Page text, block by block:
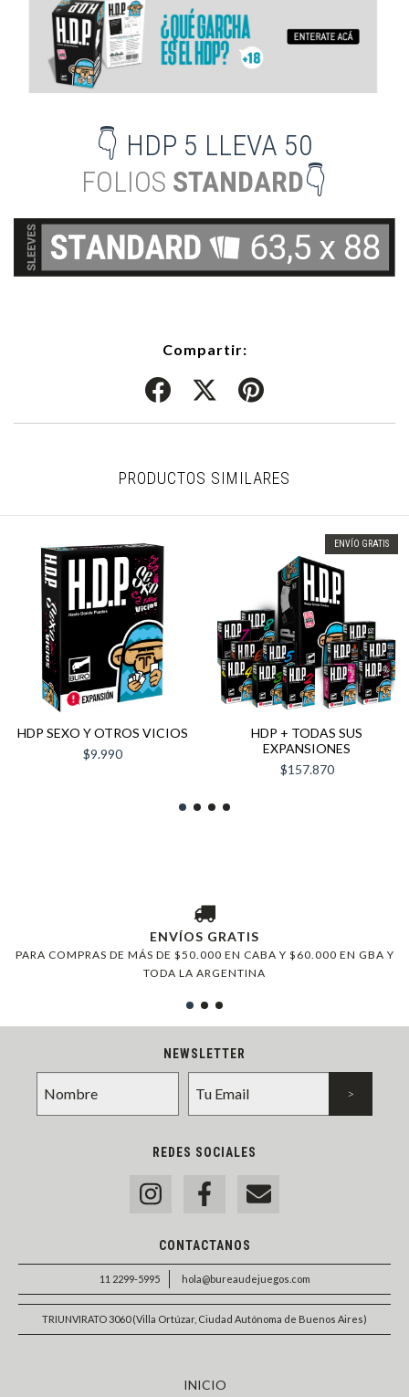
👇 HDP 5 LLEVA 50
FOLIOS STANDARD👇
Compartir:
PRODUCTOS SIMILARES
HDP SEXO Y OTROS VICIOS
$9.990
ENVÍO GRATIS
HDP + TODAS SUS
EXPANSIONES
$157.870
ENVÍOS GRATIS
PARA COMPRAS DE MÁS DE $50.000 EN CABA Y $60.000 EN GBA Y
TODA LA ARGENTINA
NEWSLETTER
REDES SOCIALES
CONTACTANOS
11 2299-5995 hola@bureaudejuegos.com
TRIUNVIRATO 3060 (Villa Ortúzar, Ciudad Autónoma de Buenos Aires)
INICIO